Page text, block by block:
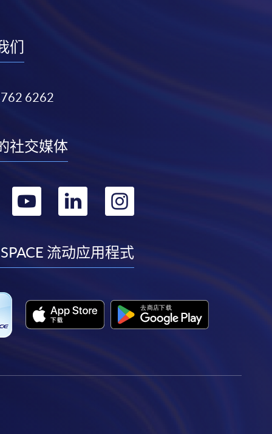
们
6262
社交媒体
转
youtube
转
linkedin
转
instagram
流动应用程式